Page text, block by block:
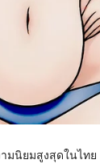
มนิยมสูงสุดในไทย